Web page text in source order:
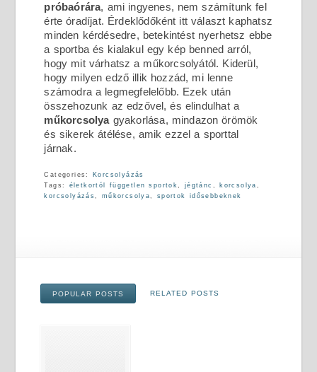
próbaórára, ami ingyenes, nem számítunk fel
érte óradíjat. Érdeklődőként itt választ kaphatsz
minden kérdésedre, betekintést nyerhetsz ebbe
a sportba és kialakul egy kép benned arról,
hogy mit várhatsz a műkorcsolyától. Kiderül,
hogy milyen edző illik hozzád, mi lenne
számodra a legmegfelelőbb. Ezek után
összehozunk az edzővel, és elindulhat a
műkorcsolyagyakorlása, mindazon örömök
és sikerek átélése, amik ezzel a sporttal
járnak.
Categories:
Korcsolyázás
Tags:
életkortól független sportok, jégtánc , korcsolya ,
korcsolyázás, műkorcsolya, sportok idősebbeknek
POPULAR POSTS RELATED POSTS